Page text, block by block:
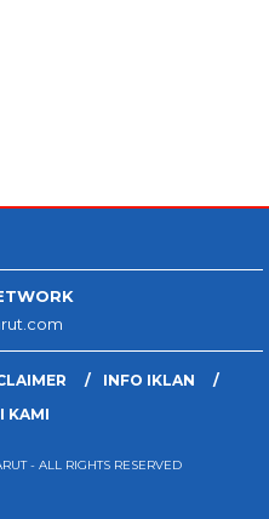
INFO IKLAN
KAMI
- ALL RIGHTS RESERVED